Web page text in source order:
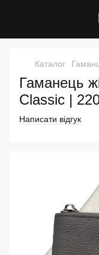
Каталог
Гаманець
Classic |
Написати відгук